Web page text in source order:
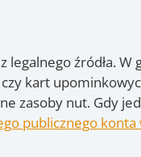
legalnego źródła. W
kart
zasoby nut. Gdy
publicznego